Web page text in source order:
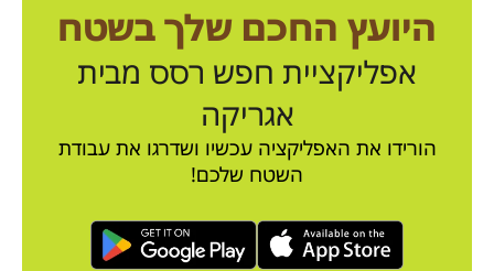
היועץ החכם שלך בשטח
אפליקציית חפש רסס מבית
אגריקה
הורידו את האפליקציה עכשיו ושדרגו את עבודת
השטח שלכם!